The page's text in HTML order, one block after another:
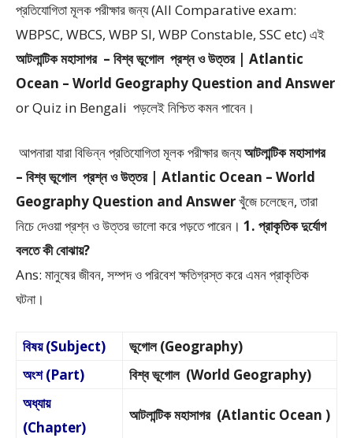
প্রতিযোগিতা মূলক পরীক্ষার জন্য (All Comparative exam:
WBPSC, WBCS, WBP SI, WBP Constable, SSC etc) এই
আটলান্টিক মহাসাগর – বিশ্ব ভূগোল প্রশ্ন ও উত্তর | Atlantic
Ocean – World Geography Question and Answer
or Quiz in Bengali পড়লেই নিশ্চিত কমন পাবেন।
আপনারা যারা বিভিন্ন প্রতিযোগিতা মূলক পরীক্ষার জন্যআটলান্টিক মহাসাগর
– বিশ্ব ভূগোল প্রশ্ন ও উত্তর | Atlantic Ocean – World
Geography Question and Answerখুঁজে চলেছেন, তারা
নিচে দেওয়া প্রশ্ন ও উত্তর ভালো করে পড়তে পারেন। 1. প্রাকৃতিক দুর্যোগ
বলতে কী বোঝায়?
Ans: মানুষের জীবন, সম্পদ ও পরিবেশ ক্ষতিগ্রস্ত করে এমন প্রাকৃতিক
ঘটনা।
বিষয় (Subject)
ভূগোল (Geography)
অংশ (Part)
বিশ্ব ভূগোল (World Geography)
অধ্যায়
(Chapter)
আটলান্টিক মহাসাগর (Atlantic Ocean )